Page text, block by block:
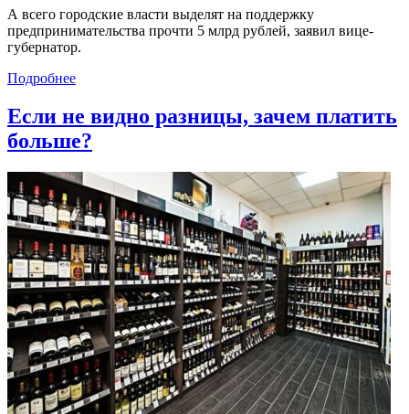
А всего городские власти выделят на поддержку
предпринимательства прочти 5 млрд рублей, заявил вице-
губернатор.
Подробнее
Если не видно разницы, зачем платить
больше?